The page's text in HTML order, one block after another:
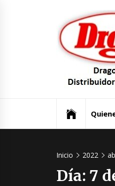
Inicio 2022
Día: 7